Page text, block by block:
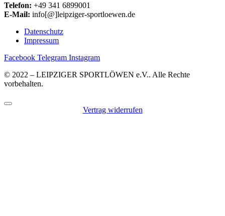
Telefon: +49 341 6899001
E-Mail: info[@]leipziger-sportloewen.de
Datenschutz
Impressum
Facebook Telegram Instagram
© 2022 – LEIPZIGER SPORTLÖWEN e.V.. Alle Rechte
vorbehalten.
Vertrag widerrufen